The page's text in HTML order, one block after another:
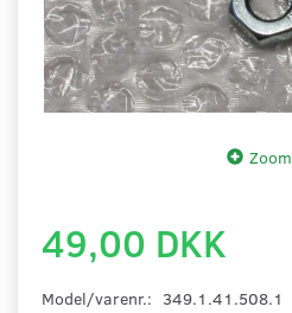
Zoom
49,00 DKK
Model/varenr.: 349.1.41.508.1